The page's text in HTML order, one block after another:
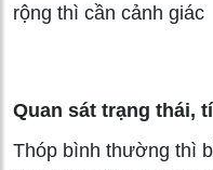
rộng thì cần cảnh giác
Quan sát trạng thái,
Thóp bình thường thì